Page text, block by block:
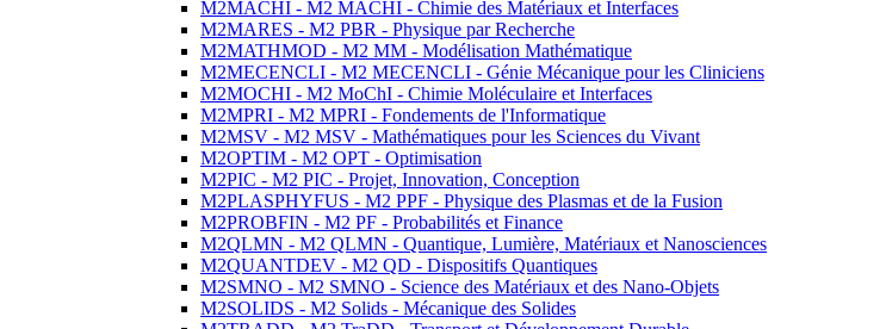
M2MACHI - M2 MACHI - Chimie des Matériaux et Interfaces
M2MARES - M2 PBR - Physique par Recherche
M2MATHMOD - M2 MM - Modélisation Mathématique
M2MECENCLI - M2 MECENCLI - Génie Mécanique pour les Cliniciens
M2MOCHI - M2 MoChI - Chimie Moléculaire et Interfaces
M2MPRI - M2 MPRI - Fondements de l'Informatique
M2MSV - M2 MSV - Mathématiques pour les Sciences du Vivant
M2OPTIM - M2 OPT - Optimisation
M2PIC - M2 PIC - Projet, Innovation, Conception
M2PLASPHYFUS - M2 PPF - Physique des Plasmas et de la Fusion
M2PROBFIN - M2 PF - Probabilités et Finance
M2QLMN - M2 QLMN - Quantique, Lumière, Matériaux et Nanosciences
M2QUANTDEV - M2 QD - Dispositifs Quantiques
M2SMNO - M2 SMNO - Science des Matériaux et des Nano-Objets
M2SOLIDS - M2 Solids - Mécanique des Solides